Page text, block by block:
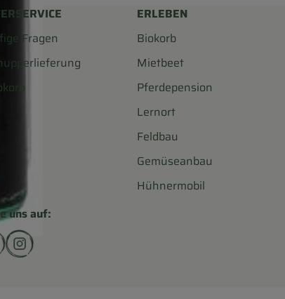
Fragen
ERLEBEN
Biokorb
Mietbeet
Pferdepension
Lernort
Feldbau
Gemüseanbau
Hühnermobil
uns auf:
Externer Link zu https://www.facebook.com/
Externer Link zu https://www.instagram.com/